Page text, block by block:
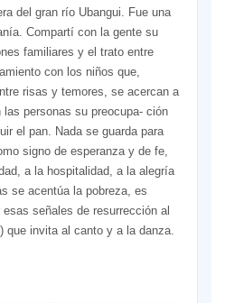
del gran río Ubangui. Fue una
Compartí con la gente su
familiares y el trato entre
con los niños que,
risas y temores, se acercan a
las personas su preocupa- ción
el pan. Nada se guarda para
signo de esperanza y de fe,
a la hospitalidad, a la alegría
se acentúa la pobreza, es
señales de resurrección al
que invita al canto y a la danza.